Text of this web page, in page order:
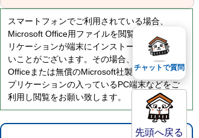
スマートフォンでご利用されている場合、
Microsoft Office用ファイルを閲覧できるアプ
リケーションが端末にインストールされていな
いことがございます。その場合、Microsoft
Officeまたは無償のMicrosoft社製ビューアーア
プリケーションの入っているPC端末などをご
利用し閲覧をお願い致します。
先頭へ戻る
チャットで質問